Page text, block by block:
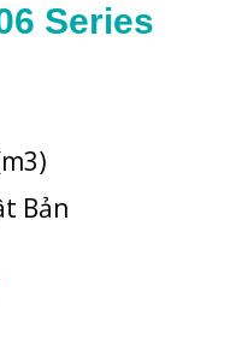
Series
Bản